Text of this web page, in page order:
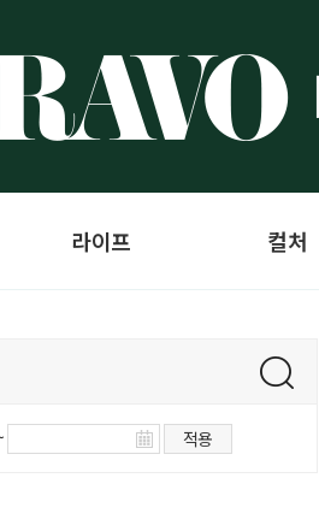
라이프 컬처
적용